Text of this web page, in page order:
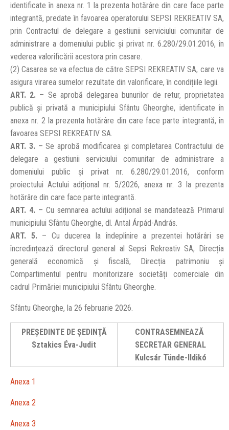
identificate în anexa nr. 1 la prezenta hotărâre din care face parte
integrantă, predate în favoarea operatorului SEPSI REKREATIV SA,
prin Contractul de delegare a gestiunii serviciului comunitar de
administrare a domeniului public şi privat nr. 6.280/29.01.2016, în
vederea valorificării acestora prin casare.
(2) Casarea se va efectua de către SEPSI REKREATIV SA, care va
asigura virarea sumelor rezultate din valorificare, în condițiile legii.
ART. 2. – Se aprobă delegarea bunurilor de retur, proprietatea
publică și privată a municipiului Sfântu Gheorghe, identificate în
anexa nr. 2 la prezenta hotărâre din care face parte integrantă, în
favoarea SEPSI REKREATIV SA.
ART. 3. – Se aprobă modificarea şi completarea Contractului de
delegare a gestiunii serviciului comunitar de administrare a
domeniului public şi privat nr. 6.280/29.01.2016, conform
proiectului Actului adițional nr. 5/2026, anexa nr. 3 la prezenta
hotărâre din care face parte integrantă.
ART. 4. – Cu semnarea actului adițional se mandatează Primarul
municipiului Sfântu Gheorghe, dl. Antal Árpád-András.
ART. 5. – Cu ducerea la îndeplinire a prezentei hotărâri se
încredințează directorul general al Sepsi Rekreativ SA, Direcția
generală economică şi fiscală, Direcția patrimoniu și
Compartimentul pentru monitorizare societăți comerciale din
cadrul Primăriei municipiului Sfântu Gheorghe.
Sfântu Gheorghe, la 26 februarie 2026.
PREŞEDINTE DE ŞEDINŢĂ
Sztakics Éva-Judit
CONTRASEMNEAZĂ
SECRETAR GENERAL
Kulcsár Tünde-Ildikó
Anexa 1
Anexa 2
Anexa 3